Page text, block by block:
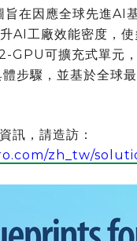
在因應全球先進AI
AI工廠效能密度，
GPU可擴充式單
步驟，並基於全球
訊，請造訪：
zh_tw/